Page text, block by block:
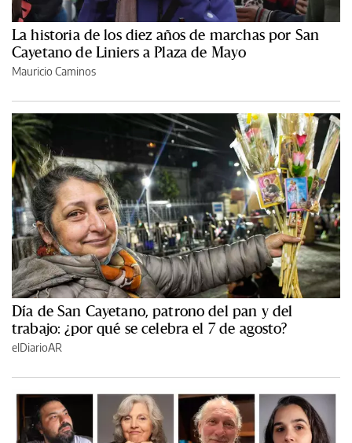
La historia de los diez años de marchas por San
Cayetano de Liniers a Plaza de Mayo
Mauricio Caminos
Día de San Cayetano, patrono del pan y del
trabajo: ¿por qué se celebra el 7 de agosto?
elDiarioAR